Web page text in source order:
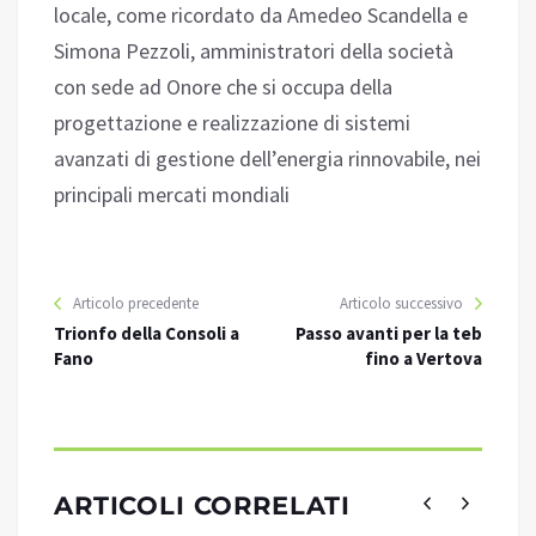
locale, come ricordato da Amedeo Scandella e
Simona Pezzoli, amministratori della società
con sede ad Onore che si occupa della
progettazione e realizzazione di sistemi
avanzati di gestione dell’energia rinnovabile, nei
principali mercati mondiali
Articolo precedente
Trionfo della Consoli a
Fano
Articolo successivo
Passo avanti per la teb
fino a Vertova
ARTICOLI CORRELATI